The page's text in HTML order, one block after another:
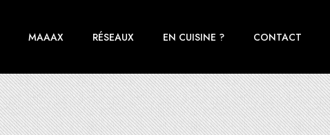
MAAAX RÉSEAUX EN CUISINE ? CONTACT